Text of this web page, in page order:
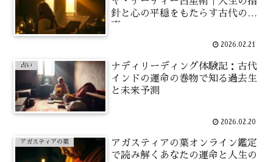
針と心の平穏をもたらす古代の知
恵
2026.02.21
占い
ナディリーディング体験記：古代
インドの運命の巻物で知る過去生
と未来予測
2026.02.20
アガスティアの葉
アガスティアの葉オンライン鑑定
で読み解くあなたの運命と人生の